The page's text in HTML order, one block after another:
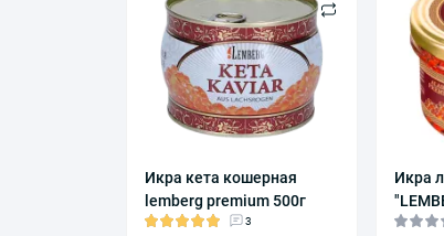
Икра кета кошерная
lemberg premium 500г
3
Икра